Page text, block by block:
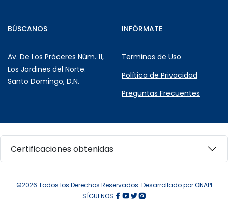
BÚSCANOS
Av. De Los Próceres Núm. 11,
Los Jardines del Norte.
Santo Domingo, D.N.
INFÓRMATE
Terminos de Uso
Política de Privacidad
Preguntas Frecuentes
Certificaciones obtenidas
©2026 Todos los Derechos Reservados. Desarrollado por ONAPI
SÍGUENOS